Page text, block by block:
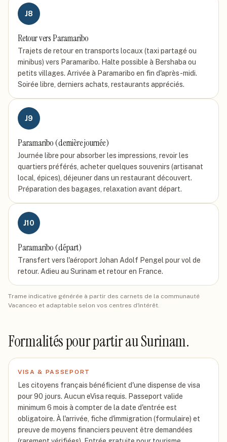
J8
Retour vers Paramaribo
Trajets de retour en transports locaux (taxi partagé ou
minibus) vers Paramaribo. Halte possible à Bershaba ou
petits villages. Arrivée à Paramaribo en fin d'après-midi.
Soirée libre, derniers achats, restaurants appréciés.
J9
Paramaribo (dernière journée)
Journée libre pour absorber les impressions, revoir les
quartiers préférés, acheter quelques souvenirs (artisanat
local, épices), déjeuner dans un restaurant découvert.
Préparation des bagages, relaxation avant départ.
J10
Paramaribo (départ)
Transfert vers l'aéroport Johan Adolf Pengel pour vol de
retour. Adieu au Surinam et retour en France.
Trame indicative générée à partir des carnets de la communauté
Vacanceo et adaptable selon vos centres d'intérêt.
Formalités pour partirau Surinam.
VISA & PASSEPORT
Les citoyens français bénéficient d'une dispense de visa
pour 90 jours. Aucun eVisa requis. Passeport valide
minimum 6 mois à compter de la date d'entrée est
obligatoire. À l'arrivée, fiche d'immigration (formulaire) et
preuve de moyens financiers peuvent être demandées